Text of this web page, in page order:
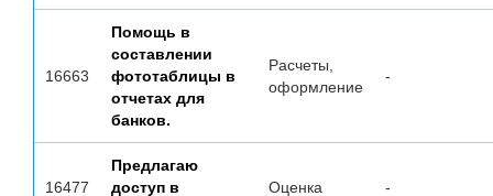
16663
Помощь в
составлении
фототаблицы в
отчетах для
банков.
Расчеты,
оформление
-
16477
Предлагаю
доступ в
Оценка -